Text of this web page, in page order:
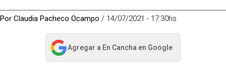
Por Claudia Pacheco Ocampo / 14/07/2021 - 17:30hs
Agregar a En Cancha en Google
abre en nueva pestaña